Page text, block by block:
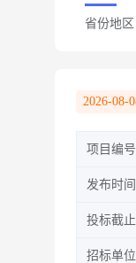
省份地区
2026-08-
项目编号
发布时间
投标截止
招标单位